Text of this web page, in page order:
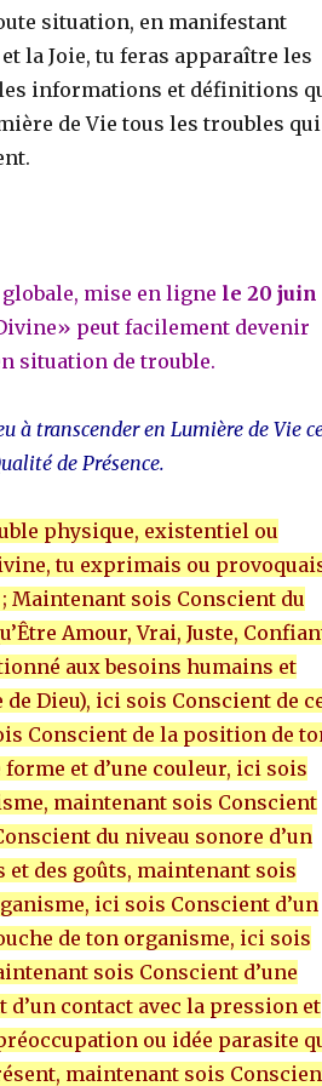
situation, en manifestant
la Joie, tu feras apparaître les
les informations et définitions
de Vie tous les troubles qui
mise en ligne le 20 juin
peut facilement devenir
situation de trouble.
transcender en Lumière de Vie
de Présence.
physique, existentiel ou
tu exprimais ou
; Maintenant sois Conscient du
Amour, Vrai, Juste,
aux besoins humains et
Dieu), ici sois Conscient de
Conscient de la position de
et d’une couleur, ici sois
maintenant sois Conscient
du niveau sonore d’un
des goûts, maintenant sois
ici sois Conscient d’un
de ton organisme, ici sois
sois Conscient d’une
contact avec la pression et
ou idée parasite
maintenant sois